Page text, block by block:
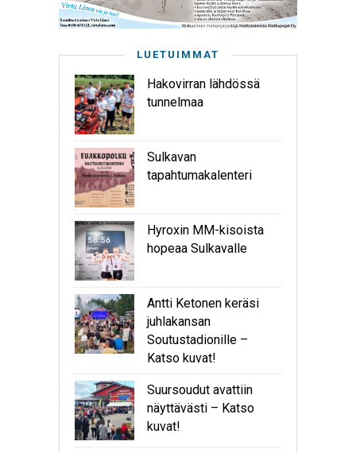
LUETUIMMAT
Hakovirran lähdössä
tunnelmaa
Sulkavan
tapahtumakalenteri
Hyroxin MM-kisoista
hopeaa Sulkavalle
Antti Ketonen keräsi
juhlakansan
Soutustadionille –
Katso kuvat!
Suursoudut avattiin
näyttävästi – Katso
kuvat!